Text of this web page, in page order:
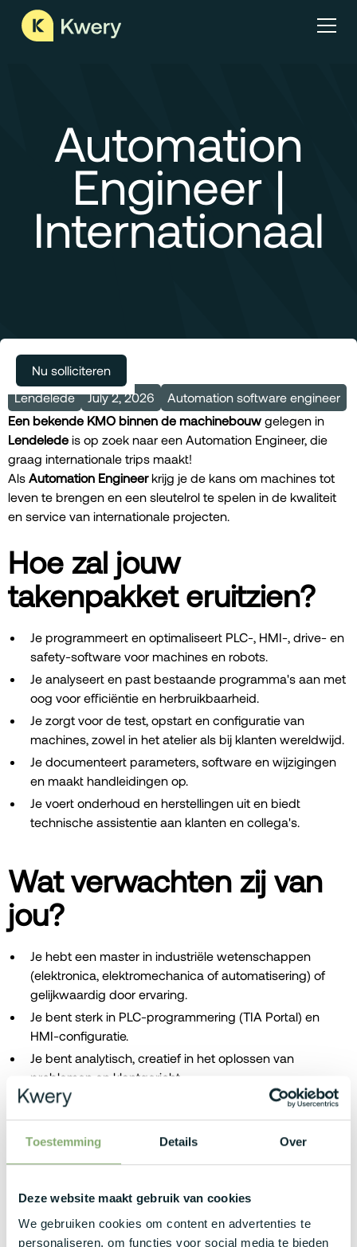
Toestemming Details Over
Deze website maakt gebruik van cookies
We gebruiken cookies om content en advertenties te
personaliseren, om functies voor social media te bieden
Automation
Engineer |
Internationaal
Meer vacatures
Lendelede July 2, 2026
Automation software engineer
Een bekende KMO binnen de machinebouw gelegen in
Lendelede is op zoek naar een Automation Engineer, die
graag internationale trips maakt!
Als Automation Engineerkrijg je de kans om machines tot
leven te brengen en een sleutelrol te spelen in de kwaliteit
en service van internationale projecten.
Hoe zal jouw
takenpakket eruitzien?
Je programmeert en optimaliseert PLC-, HMI-, drive- en
safety-software voor machines en robots.
Je analyseert en past bestaande programma's aan met
oog voor efficiëntie en herbruikbaarheid.
Je zorgt voor de test, opstart en configuratie van
machines, zowel in het atelier als bij klanten wereldwijd.
Je documenteert parameters, software en wijzigingen
en maakt handleidingen op.
Je voert onderhoud en herstellingen uit en biedt
technische assistentie aan klanten en collega's.
Wat verwachten zij van
jou?
Je hebt een master in industriële wetenschappen
(elektronica, elektromechanica of automatisering) of
gelijkwaardig door ervaring.
Je bent sterk in PLC-programmering (TIA Portal) en
HMI-configuratie.
Je bent analytisch, creatief in het oplossen van
problemen en klantgericht.
Wat bieden zij jou?
/ maand afhankelijk van jouw kennis en ervaring.
Een veelzijdige en internationale rol met veel
verantwoordelijkheid.
Nu solliciteren